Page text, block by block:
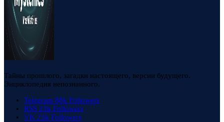
Тайны прошлого, загадки настоящего, версии будущего.
Энциклопедия непознанного.
Telegram 88k Followers
RSS 23k Followers
VK 23k Followers